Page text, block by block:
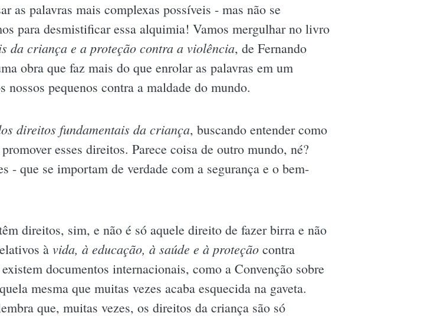
as palavras mais complexas possíveis - mas não se
para desmistificar essa alquimia! Vamos mergulhar no livro
da criança e a proteção contra a violência, de Fernando
obra que faz mais do que enrolar as palavras em um
pequenos contra a maldade do mundo.
direitos fundamentais da criança, buscando entender como
esses direitos. Parece coisa de outro mundo, né?
- que se importam de verdade com a segurança e o bem-
direitos, sim, e não é só aquele direito de fazer birra e não
à vida, à educação, à saúde e à proteção contra
documentos internacionais, como a Convenção sobre
mesma que muitas vezes acaba esquecida na gaveta.
que, muitas vezes, os direitos da criança são só